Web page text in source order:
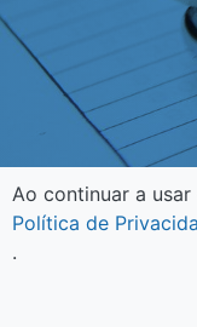
Ao continuar a
Política de
.